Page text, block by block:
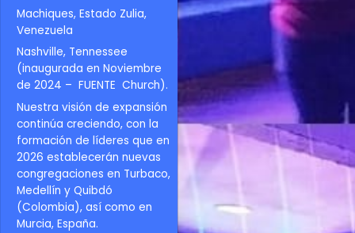
Machiques, Estado Zulia,
Venezuela
Nashville, Tennessee
(inaugurada en Noviembre
de 2024 – FUENTE Church).
Nuestra visión de expansión
continúa creciendo, con la
formación de líderes que en
2026 establecerán nuevas
congregaciones en Turbaco,
Medellín y Quibdó
(Colombia), así como en
Murcia, España.